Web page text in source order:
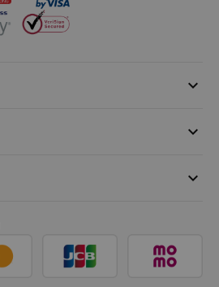
keyboard_arrow_down
keyboard_arrow_down
keyboard_arrow_down